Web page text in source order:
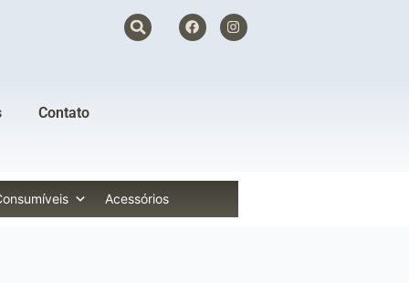
F
a
c
I
n
s
Contato
Acessórios